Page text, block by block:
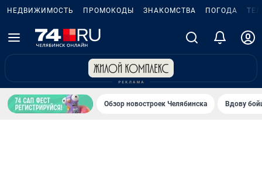
НЕДВИЖИМОСТЬ ПРОМОКОДЫ ЗНАКОМСТВА ПОГОДА
Обзор новостроек Челябинска Вдову